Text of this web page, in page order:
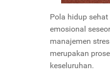
Pola hidup
emosional
manajemen
merupakan
keseluruhan.